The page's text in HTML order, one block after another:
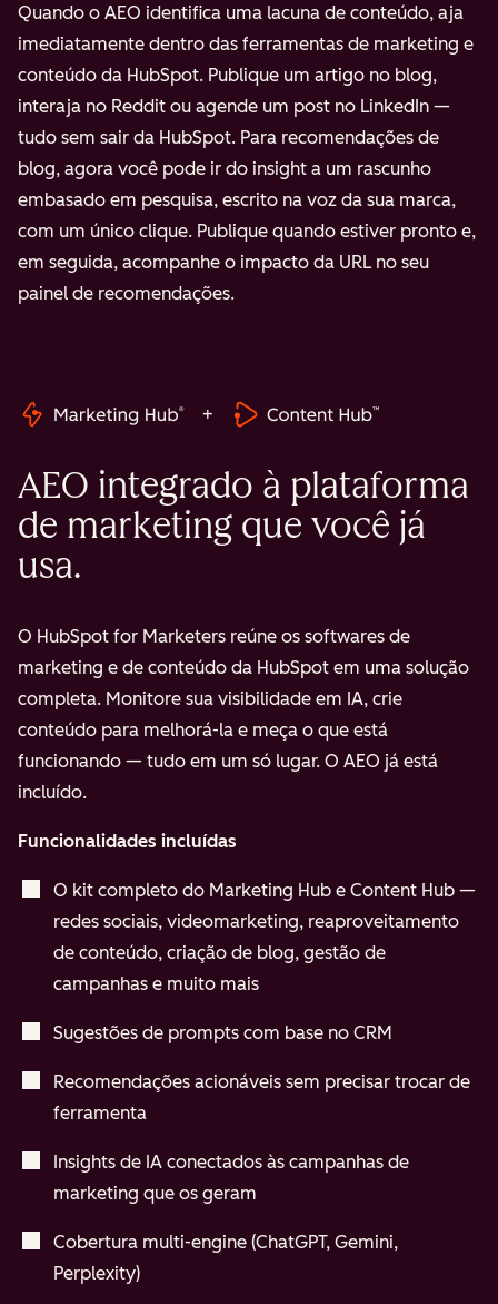
Quando o AEO identifica uma lacuna de conteúdo, aja
imediatamente dentro das ferramentas de marketing e
conteúdo da HubSpot. Publique um artigo no blog,
interaja no Reddit ou agende um post no LinkedIn —
tudo sem sair da HubSpot. Para recomendações de
blog, agora você pode ir do insight a um rascunho
embasado em pesquisa, escrito na voz da sua marca,
com um único clique. Publique quando estiver pronto e,
em seguida, acompanhe o impacto da URL no seu
painel de recomendações.
+
AEO integrado à plataforma
de marketing que você já
usa.
O HubSpot for Marketers reúne os softwares de
marketing e de conteúdo da HubSpot em uma solução
completa. Monitore sua visibilidade em IA, crie
conteúdo para melhorá-la e meça o que está
funcionando — tudo em um só lugar. O AEO já está
incluído.
Funcionalidades incluídas
O kit completo do Marketing Hub e Content Hub —
redes sociais, videomarketing, reaproveitamento
de conteúdo, criação de blog, gestão de
campanhas e muito mais
Sugestões de prompts com base no CRM
Recomendações acionáveis sem precisar trocar de
ferramenta
Insights de IA conectados às campanhas de
marketing que os geram
Cobertura multi-engine (ChatGPT, Gemini,
Perplexity)